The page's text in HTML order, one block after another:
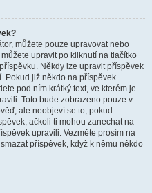
můžete pouze upravovat nebo
upravit po kliknutí na tlačítko
Někdy lze upravit příspěvek
Pokud již někdo na příspěvek
pod ním krátký text, ve kterém je
Toto bude zobrazeno pouze v
ale neobjeví se to, pokud
ačkoli ti mohou zanechat na
upravili. Vezměte prosím na
příspěvek, když k němu někdo